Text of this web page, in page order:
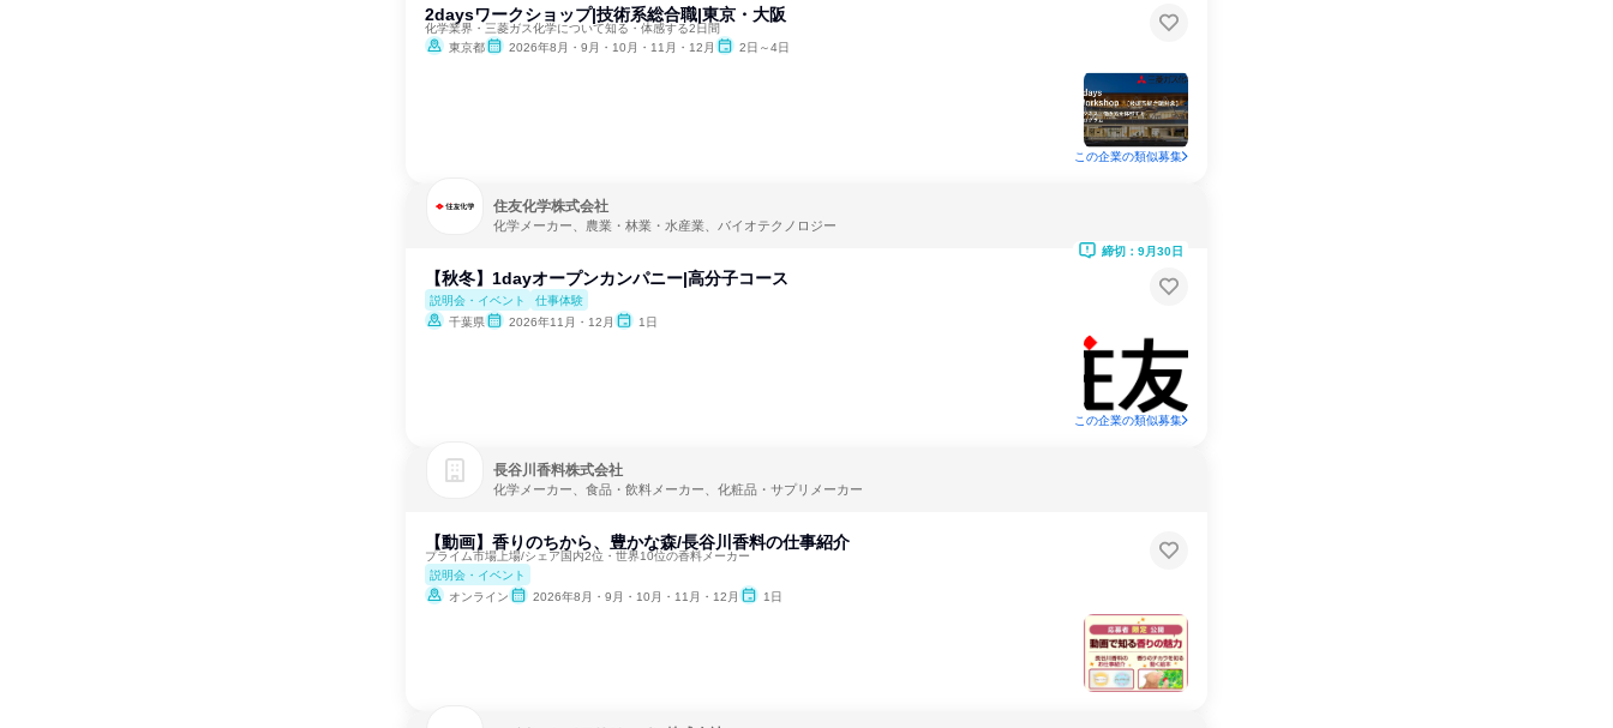
2daysワークショップ|技術系総合職|東京・大阪
化学業界・三菱ガス化学について知る・体感する2日間
東京都
2026年8月・9月・10月・11月・12月 2日～4日
この企業の類似募集
住友化学株式会社
化学メーカー、農業・林業・水産業、バイオテクノロジー
【秋冬】1dayオープンカンパニー|⾼分⼦コース
説明会・イベント
仕事体験
千葉県
2026年11月・12月 1日
締切：9月30日
この企業の類似募集
長谷川香料株式会社
化学メーカー、食品・飲料メーカー、化粧品・サプリメーカー
【動画】香りのちから、豊かな森/長谷川香料の仕事紹介
プライム市場上場/シェア国内2位・世界10位の香料メーカー
説明会・イベント
オンライン
2026年8月・9月・10月・11月・12月 1日